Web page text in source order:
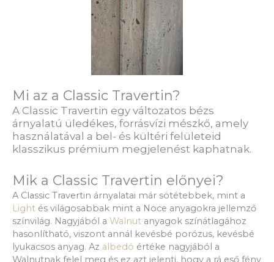
Mi az a Classic Travertin?
A Classic Travertin egy változatos bézs
árnyalatú üledékes, forrásvízi mészkő, amely
használatával a bel- és kültéri felületeid
klasszikus prémium megjelenést kaphatnak.
Mik a Classic Travertin előnyei?
A Classic Travertin árnyalatai már sötétebbek, mint a
Light és világosabbak mint a Noce anyagokra jellemző
színvilág. Nagyjából a Walnut anyagok színátlagához
hasonlítható, viszont annál kevésbé porózus, kevésbé
lyukacsos anyag. Az albedó értéke nagyjából a
Walnutnak felel meg és ez azt jelenti, hogy a rá eső fény